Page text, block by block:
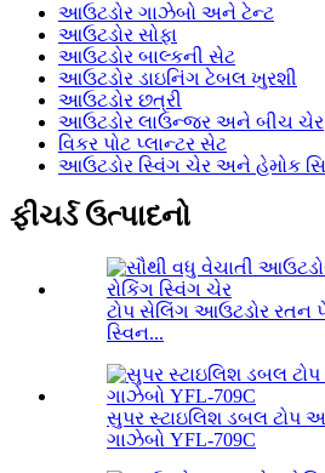
આઉટડોર ગાઝેબો અને ટેન્ટ
આઉટડોર સોફા
આઉટડોર બાલ્કની સેટ
આઉટડોર ડાઇનિંગ ટેબલ ખુરશી
આઉટડોર છત્રી
આઉટડોર લાઉન્જર અને બીચ ચેર
વિકર પોટ પ્લાન્ટર સેટ
આઉટડોર સ્વિંગ ચેર અને હેમોક
ફીચર્ડ ઉત્પાદનો
ટોપ સેલિંગ આઉટડોર રતન
સ્વિન...
સુપર સ્ટાઇલિશ ડબલ ટોપ
ગાઝેબો YFL-709C